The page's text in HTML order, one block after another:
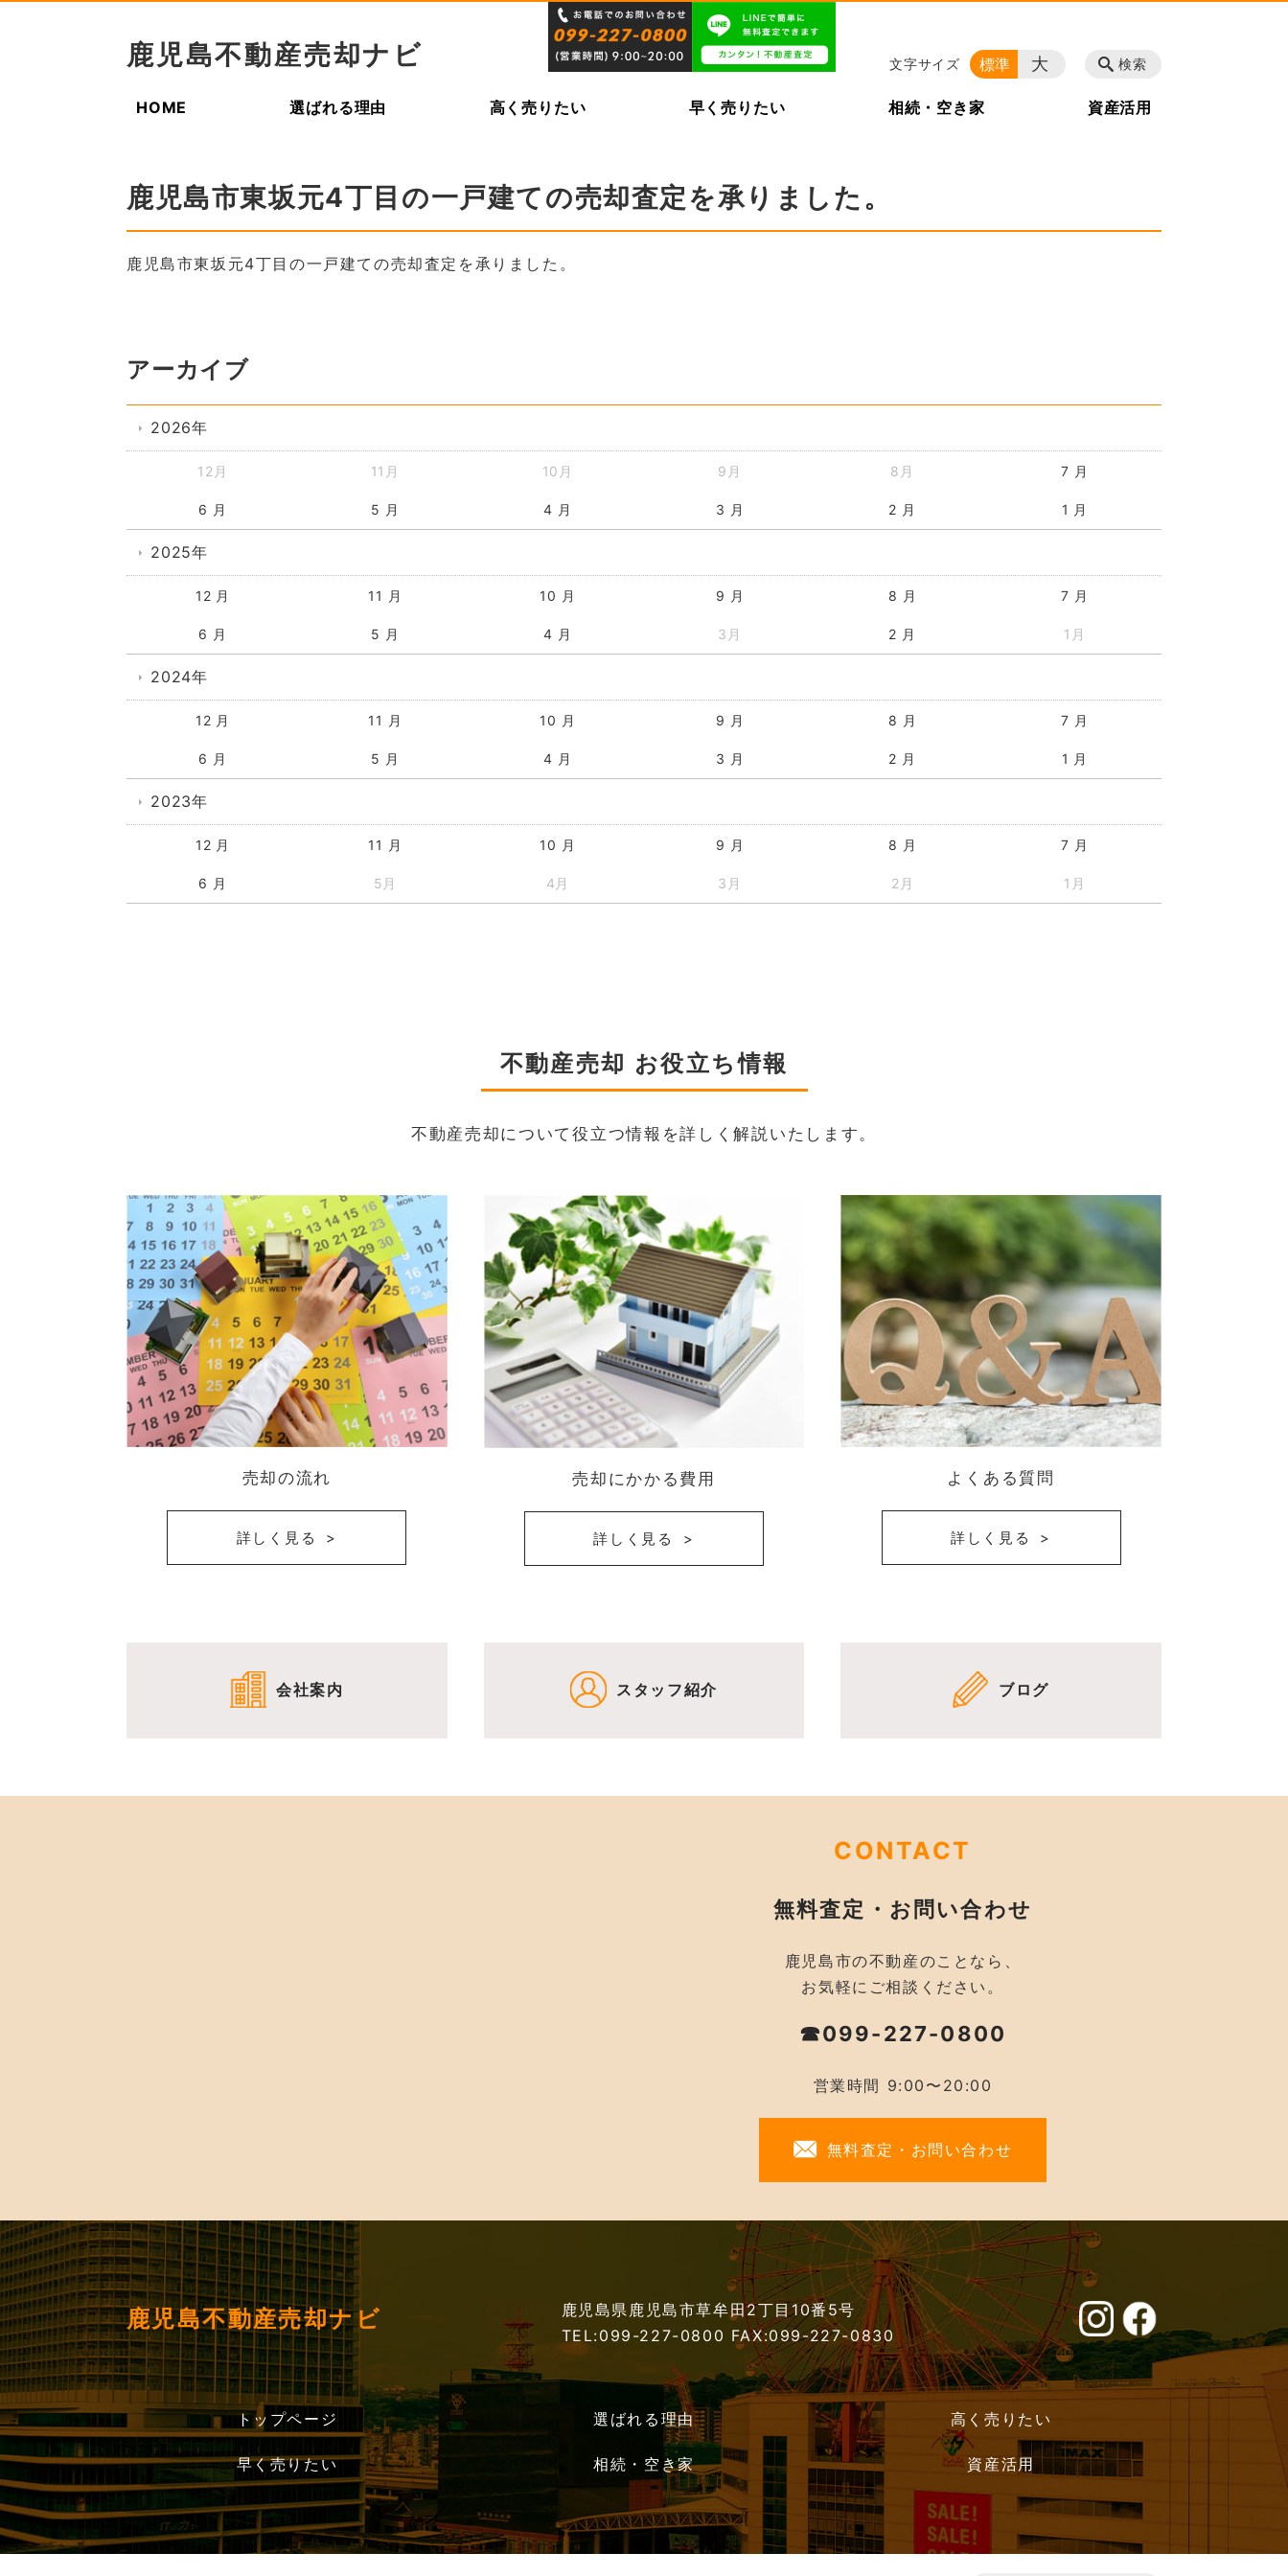
鹿児島不動産売却ナビ
HOME 選ばれる理由 高く売りたい 早く売りたい 相続・空き家 資産活用
検索
文字サイズ 標準 大
鹿児島市東坂元4丁目の一戸建ての売却査定を承りました。
鹿児島市東坂元4丁目の一戸建ての売却査定を承りました。
アーカイブ
2026年
12月 11月 10月 9月 8月 7 月
6 月 5 月 4 月 3 月 2 月 1 月
2025年
12 月 11 月 10 月 9 月 8 月 7 月
6 月 5 月 4 月 3月 2 月 1月
2024年
12 月 11 月 10 月 9 月 8 月 7 月
6 月 5 月 4 月 3 月 2 月 1 月
2023年
12 月 11 月 10 月 9 月 8 月 7 月
6 月 5月 4月 3月 2月 1月
不動産売却 お役立ち情報
不動産売却について役立つ情報を詳しく解説いたします。
売却の流れ
詳しく見る
売却にかかる費用
詳しく見る
よくある質問
詳しく見る
会社案内 スタッフ紹介 ブログ
CONTACT
無料査定・お問い合わせ
鹿児島市の不動産のことなら、
お気軽にご相談ください。
☎099-227-0800
営業時間 9:00〜20:00
無料査定・お問い合わせ
鹿児島不動産売却ナビ
鹿児島県鹿児島市草牟田2丁目10番5号
TEL:099-227-0800 FAX:099-227-0830
トップページ 選ばれる理由 高く売りたい
早く売りたい 相続・空き家 資産活用